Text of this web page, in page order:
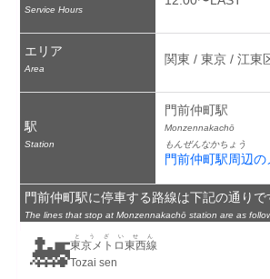
Service Hours
エリア
Area
関東 / 東京 / 江東
駅
Station
門前仲町駅
Monzennakachō
もんぜんなかちょう
門前仲町駅周辺
門前仲町駅に停車する路線は下記の通りで
The lines that stop at Monzennakachō station are as
🚂東京メトロ東西線
とうざいせん
Tozai sen